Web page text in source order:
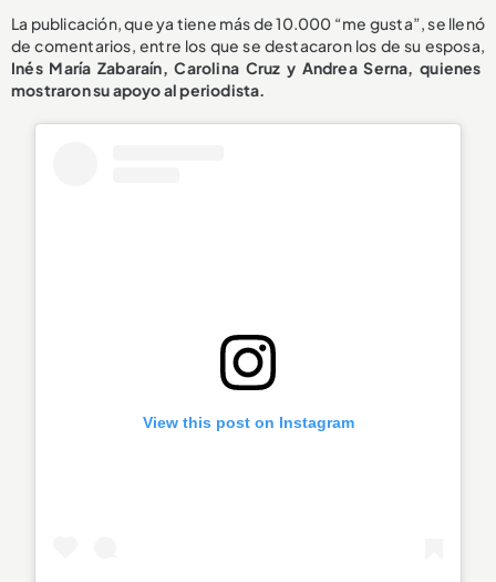
La publicación, que ya tiene más de 10.000 “me gusta”, se llenó
de comentarios, entre los que se destacaron los de su esposa,
Inés María Zabaraín, Carolina Cruz y Andrea Serna, quienes
mostraron su apoyo al periodista.
View this post on Instagram